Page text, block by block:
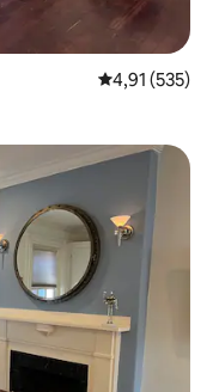
4,91 av 5 i
4,91 (535)